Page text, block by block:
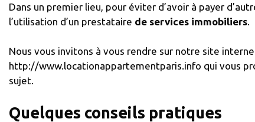
Dans un premier lieu, pour éviter d’avoir à payer
l’utilisation d’un prestataire de services immobiliers.
Nous vous invitons à vous rendre sur notre site
http://www.locationappartementparis.info qui vous
sujet.
Quelques conseils pratiques